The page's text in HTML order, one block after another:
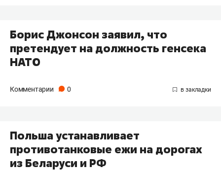
Борис Джонсон заявил, что
претендует на должность генсека
НАТО
Комментарии 0
Польша устанавливает
противотанковые ежи на дорогах
из Беларуси и РФ